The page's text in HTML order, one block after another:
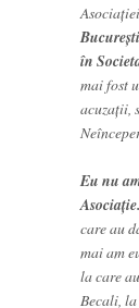
în
mai fost
acuzații,
Eu nu
Asociație.
care au
mai am
la care
Becali,